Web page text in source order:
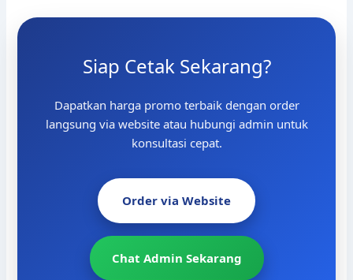
Siap Cetak Sekarang?
Dapatkan harga promo terbaik dengan order
langsung via website atau hubungi admin untuk
konsultasi cepat.
Order via Website
Chat Admin Sekarang